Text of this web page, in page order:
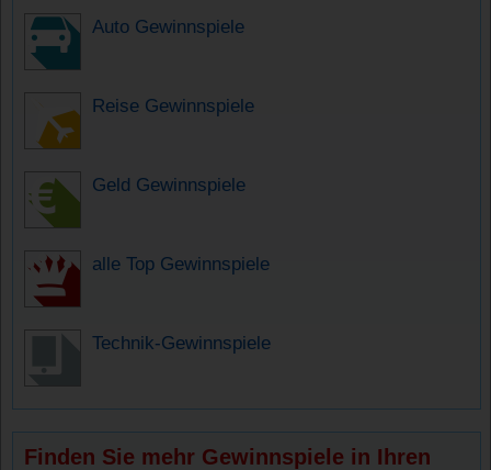
Auto Gewinnspiele
Reise Gewinnspiele
Geld Gewinnspiele
alle Top Gewinnspiele
Technik-Gewinnspiele
Finden Sie mehr Gewinnspiele in Ihren